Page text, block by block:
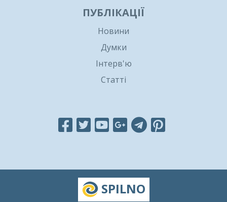
ПУБЛІКАЦІЇ
Новини
Думки
Інтерв'ю
Статті
SPILNO